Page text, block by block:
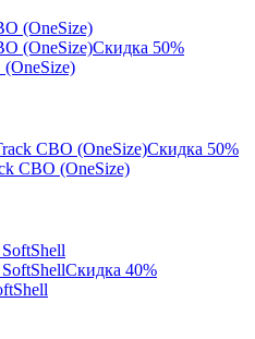
Скидка 50%
Скидка 50%
СВО (OneSize)
Скидка 40%